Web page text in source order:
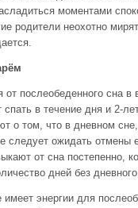
моментами
родители неохотно
послеобеденного сна в
в течение дня и 2-
о том, что в дневном
следует ожидать отмены
от сна постепенно,
дней без
энергии для